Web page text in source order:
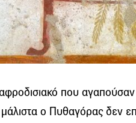
που
ο Πυθαγόρας δεν